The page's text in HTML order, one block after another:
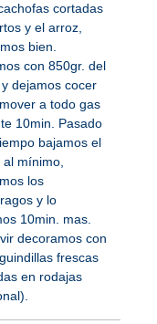
cortadas
y el arroz,
bien.
con 850gr. del
dejamos cocer
a todo gas
10min. Pasado
bajamos el
mínimo,
los
y lo
10min. mas.
decoramos con
frescas
en rodajas